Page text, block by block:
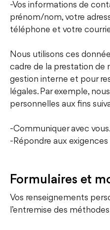
-Vos informations de
prénom/nom, votre
téléphone et votre
Nous utilisons ces
cadre de la prestation de
gestion interne et pour
légales. Par exemple,
personnelles aux fins
-Communiquer avec vous.
-Répondre aux
Formulaires et
Vos renseignements
l’entremise des